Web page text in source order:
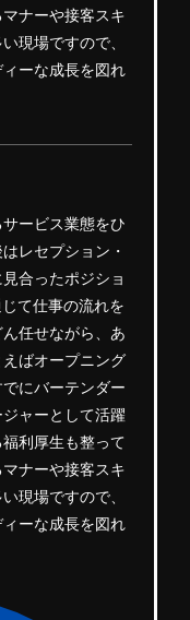
ナーや接客スキ
現場ですので、
ーな成長を図れ
ービス業態をひ
レセプション・
合ったポジショ
て仕事の流れを
任せながら、あ
ばオープニング
にバーテンダー
ャーとして活躍
利厚生も整って
ナーや接客スキ
現場ですので、
ーな成長を図れ